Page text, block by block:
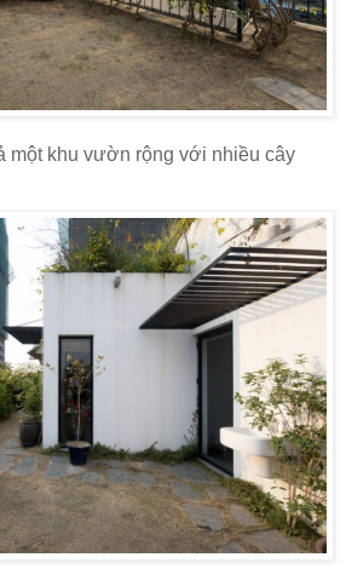
một khu vườn rộng với nhiều cây